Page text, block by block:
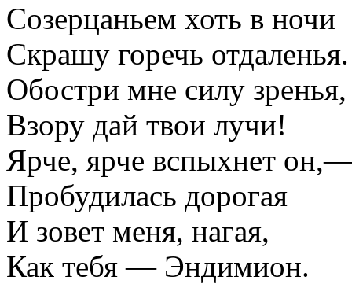
Созерцаньем хоть в ночи
Скрашу горечь отдаленья.
Обостри мне силу зренья,
Взору дай твои лучи!
Ярче, ярче вспыхнет
Пробудилась дорогая
И зовет меня, нагая,
Как тебя — Эндимион.